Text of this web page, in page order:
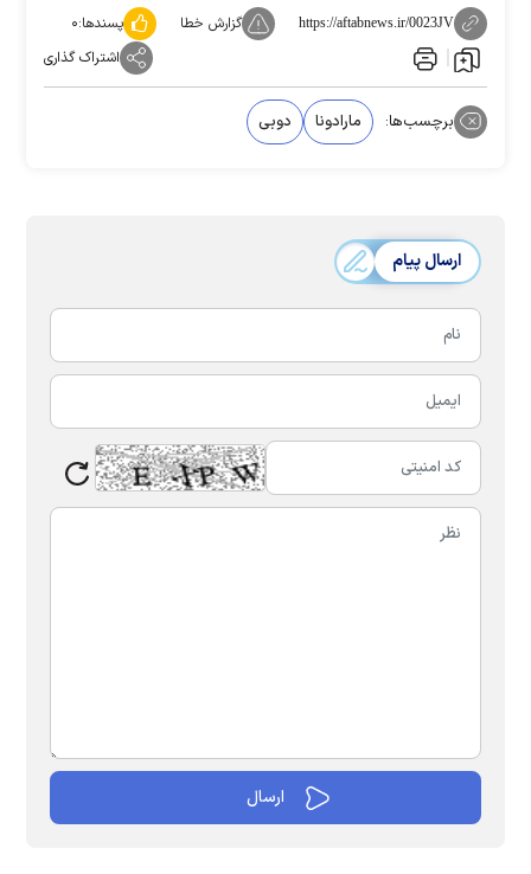
https://aftabnews.ir/0023JV گزارش خطا پسندها:۰
اشتراک گذاری
برچسب‌ها: مارادونا دوبی
ارسال پیام